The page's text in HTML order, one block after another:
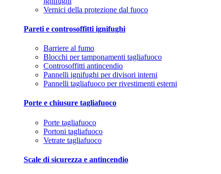
Vernici della protezione dal fuoco
Pareti e controsoffitti ignifughi
Barriere al fumo
Blocchi per tamponamenti tagliafuoco
Controsoffitti antincendio
Pannelli ignifughi per divisori interni
Pannelli tagliafuoco per rivestimenti esterni
Porte e chiusure tagliafuoco
Porte tagliafuoco
Portoni tagliafuoco
Vetrate tagliafuoco
Scale di sicurezza e antincendio